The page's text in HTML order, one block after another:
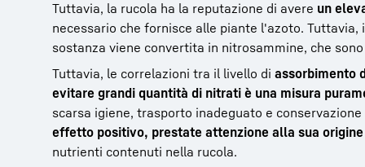
Tuttavia, la rucola ha la reputazione di avere un
necessario che fornisce alle piante l'azoto.
sostanza viene convertita in nitrosammine, che
Tuttavia, le correlazioni tra il livello di assorbimento
evitare grandi quantità di nitrati è una misura
scarsa igiene, trasporto inadeguato e
effetto positivo, prestate attenzione alla sua
nutrienti contenuti nella rucola.